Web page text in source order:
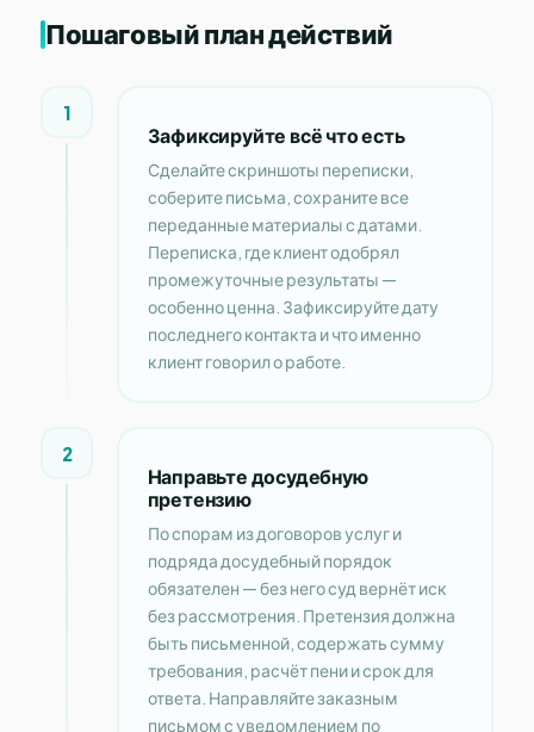
Пошаговый план действий
1
Зафиксируйте всё что есть
Сделайте скриншоты переписки,
соберите письма, сохраните все
переданные материалы с датами.
Переписка, где клиент одобрял
промежуточные результаты —
особенно ценна. Зафиксируйте дату
последнего контакта и что именно
клиент говорил о работе.
2
Направьте досудебную
претензию
По спорам из договоров услуг и
подряда досудебный порядок
обязателен — без него суд вернёт иск
без рассмотрения. Претензия должна
быть письменной, содержать сумму
требования, расчёт пени и срок для
ответа. Направляйте заказным
письмом с уведомлением по